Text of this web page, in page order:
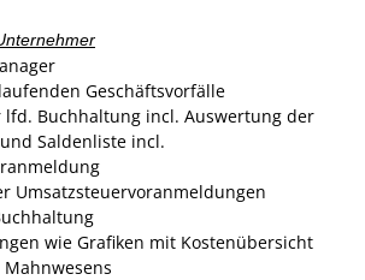
Geschäftsvorfälle
lfd. Buchhaltung incl. Auswertung der
Saldenliste incl.
Umsatzsteuervoranmeldungen
wie Grafiken mit Kostenübersicht